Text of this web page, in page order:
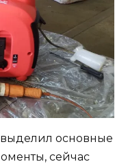
основные
сейчас